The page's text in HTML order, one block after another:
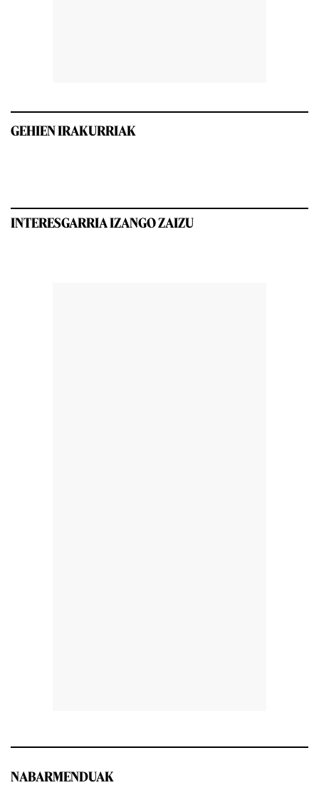
GEHIEN IRAKURRIAK
INTERESGARRIA IZANGO ZAIZU
NABARMENDUAK